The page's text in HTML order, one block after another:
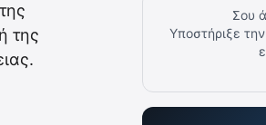
της
Σου
Υποστήριξε